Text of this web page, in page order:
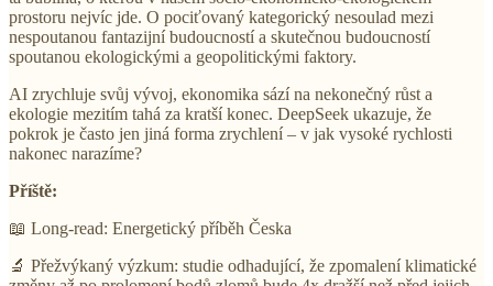
prostoru nejvíc jde. O pociťovaný kategorický nesoulad mezi
nespoutanou fantazijní budoucností a skutečnou budoucností
spoutanou ekologickými a geopolitickými faktory.
AI zrychluje svůj vývoj, ekonomika sází na nekonečný růst a
ekologie mezitím tahá za kratší konec. DeepSeek ukazuje, že
pokrok je často jen jiná forma zrychlení – v jak vysoké rychlosti
nakonec narazíme?
Příště:
📖 Long-read: Energetický příběh Česka
🔬 Přežvýkaný výzkum: studie odhadující, že zpomalení klimatické